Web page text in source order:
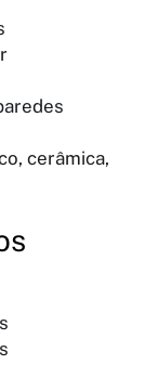
cerâmica,